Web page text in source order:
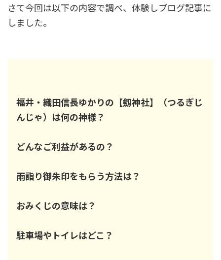
さて今回は以下の内容で調べ、体験しブログ記事に
しました。
福井・織田信長ゆかりの【劔神社】（つるぎじ
んじゃ）は何の神様？
どんなご利益があるの？
雨詣り御朱印をもらう方法は？
おみくじの意味は？
駐車場やトイレはどこ？